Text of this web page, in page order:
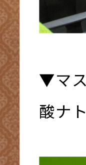
▼マ
酸ナ